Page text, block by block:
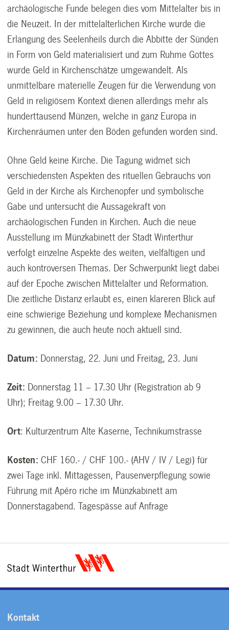
archäologische Funde belegen dies vom Mittelalter bis in
die Neuzeit. In der mittelalterlichen Kirche wurde die
Erlangung des Seelenheils durch die Abbitte der Sünden
in Form von Geld materialisiert und zum Ruhme Gottes
wurde Geld in Kirchenschätze umgewandelt. Als
unmittelbare materielle Zeugen für die Verwendung von
Geld in religiösem Kontext dienen allerdings mehr als
hunderttausend Münzen, welche in ganz Europa in
Kirchenräumen unter den Böden gefunden worden sind.
Ohne Geld keine Kirche. Die Tagung widmet sich
verschiedensten Aspekten des rituellen Gebrauchs von
Geld in der Kirche als Kirchenopfer und symbolische
Gabe und untersucht die Aussagekraft von
archäologischen Funden in Kirchen. Auch die neue
Ausstellung im Münzkabinett der Stadt Winterthur
verfolgt einzelne Aspekte des weiten, vielfältigen und
auch kontroversen Themas. Der Schwerpunkt liegt dabei
auf der Epoche zwischen Mittelalter und Reformation.
Die zeitliche Distanz erlaubt es, einen klareren Blick auf
eine schwierige Beziehung und komplexe Mechanismen
zu gewinnen, die auch heute noch aktuell sind.
Datum: Donnerstag, 22. Juni und Freitag, 23. Juni
Zeit: Donnerstag 11 – 17.30 Uhr (Registration ab 9
Uhr); Freitag 9.00 – 17.30 Uhr.
Ort: Kulturzentrum Alte Kaserne, Technikumstrasse
Kosten: CHF 160.- / CHF 100.- (AHV / IV / Legi) für
zwei Tage inkl. Mittagessen, Pausenverpflegung sowie
Führung mit Apéro riche im Münzkabinett am
Donnerstagabend. Tagespässe auf Anfrage
Kontakt